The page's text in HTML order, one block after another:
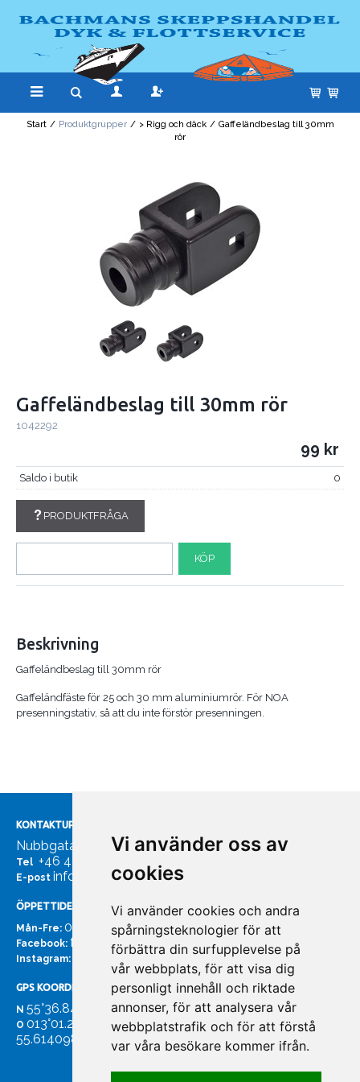
Vi använder oss av
cookies
Vi använder cookies och andra
spårningsteknologier för att
förbättra din surfupplevelse på
vår webbplats, för att visa dig
personligt innehåll och riktade
annonser, för att analysera vår
webbplatstrafik och för att förstå
var våra besökare kommer ifrån.
Start / Produktgrupper / > Rigg och däck / Gaffeländbeslag till 30mm
rör
Gaffeländbeslag till 30mm rör
1042292
99
Saldo i butik 0
PRODUKTFRÅGA
KÖP
Beskrivning
Gaffeländbeslag till 30mm rör
Gaffeländfäste för 25 och 30 mm aluminiumrör. För NOA
presenningstativ, så att du inte förstör presenningen.
KONTAKTUPPGIFTER
Nubbgatan 7, 211 24 Malmö
Tel +46 40185561
E-post info@bachmans.se
ÖPPETTIDER
Mån-Fre: 07:00 - 16:00
Facebook: facebook.com/bachmans.se
Instagram: instagram.com/bachmans.se
GPS KOORDINATER
N 55°36.847
O 013°01.255'
55.614098. 13.020931'